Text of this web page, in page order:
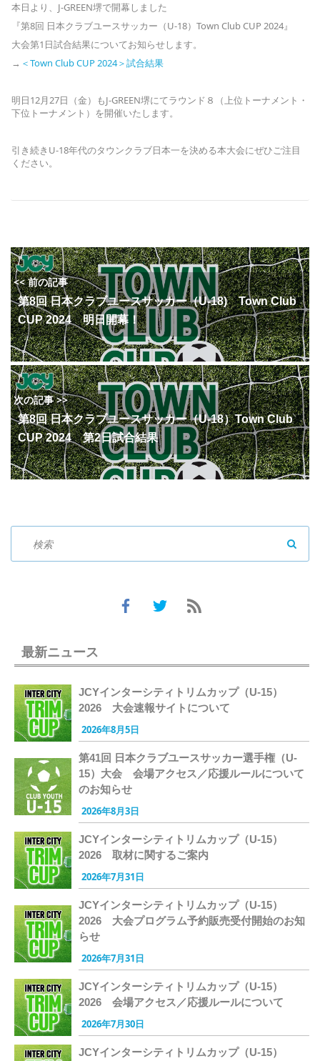
本日より、J-GREEN堺で開幕しました
『第8回 日本クラブユースサッカー（U-18）Town Club CUP 2024』
大会第1日試合結果についてお知らせします。
→ ＜Town Club CUP 2024＞試合結果
明日12月27日（金）もJ-GREEN堺にてラウンド８（上位トーナメント・
下位トーナメント）を開催いたします。
引き続きU-18年代のタウンクラブ日本一を決める本大会にぜひご注目
ください。
<< 前の記事
第8回 日本クラブユースサッカー（U-18) Town Club
CUP 2024 明日開幕！
次の記事 >>
第8回 日本クラブユースサッカー（U-18）Town Club
CUP 2024 第2日試合結果
最新ニュース
JCYインターシティトリムカップ（U-15）
2026 大会速報サイトについて
2026年8月5日
第41回 日本クラブユースサッカー選手権（U-
15）大会 会場アクセス／応援ルールについて
のお知らせ
2026年8月3日
JCYインターシティトリムカップ（U-15）
2026 取材に関するご案内
2026年7月31日
JCYインターシティトリムカップ（U-15）
2026 大会プログラム予約販売受付開始のお知
らせ
2026年7月31日
JCYインターシティトリムカップ（U-15）
2026 会場アクセス／応援ルールについて
2026年7月30日
JCYインターシティトリムカップ（U-15）